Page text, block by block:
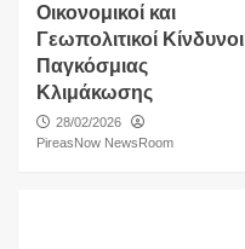
Οικονομικοί και
Γεωπολιτικοί Κίνδυνοι
Παγκόσμιας
Κλιμάκωσης
28/02/2026
PireasNow NewsRoom